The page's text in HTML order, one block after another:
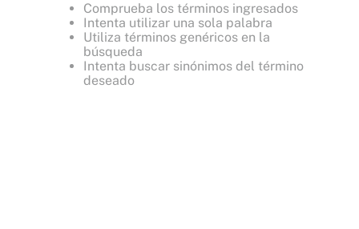
Comprueba los términos ingresados
Intenta utilizar una sola palabra
Utiliza términos genéricos en la
búsqueda
Intenta buscar sinónimos del término
deseado